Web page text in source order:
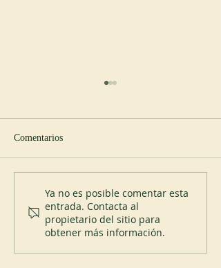
Comentarios
Ya no es posible comentar esta
entrada. Contacta al
propietario del sitio para
obtener más información.